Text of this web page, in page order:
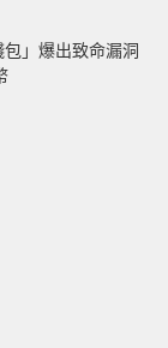
包」爆出致命漏洞